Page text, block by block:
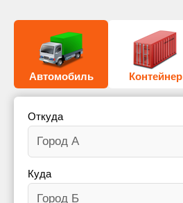
Автомобиль Контейнер
Откуда
Куда